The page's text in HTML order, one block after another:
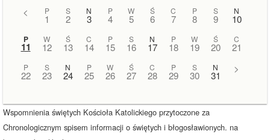
< P
1
S
2
N
3
P
4
W
5
Ś
6
C
7
P
8
S
9
N
10
P
11
W
12
Ś
13
C
14
P
15
S
16
N
17
P
18
W
19
Ś
20
C
21
P
22
S
23
N
24
P
25
W
26
Ś
27
C
28
P
29
S
30
N
31
>
Wspomnienia świętych Kościoła Katolickiego przytoczone za
Chronologicznym spisem informacji o świętych i błogosławionych. na